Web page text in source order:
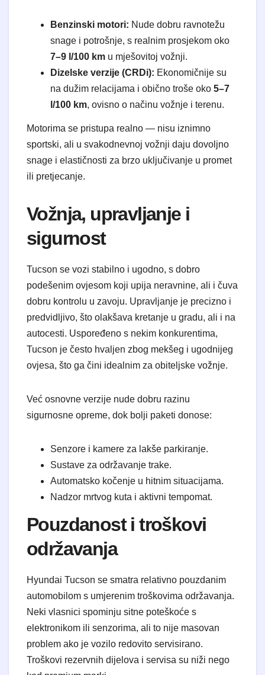
Benzinski motori: Nude dobru ravnotežu
snage i potrošnje, s realnim prosjekom oko
7–9 l/100 km u mješovitoj vožnji.
Dizelske verzije (CRDi): Ekonomičnije su
na dužim relacijama i obično troše oko 5–7
l/100 km, ovisno o načinu vožnje i terenu.
​Motorima se pristupa realno — nisu iznimno
sportski, ali u svakodnevnoj vožnji daju dovoljno
snage i elastičnosti za brzo uključivanje u promet
ili pretjecanje.
​Vožnja, upravljanje i
sigurnost
​Tucson se vozi stabilno i ugodno, s dobro
podešenim ovjesom koji upija neravnine, ali i čuva
dobru kontrolu u zavoju. Upravljanje je precizno i
predvidljivo, što olakšava kretanje u gradu, ali i na
autocesti. Uspoređeno s nekim konkurentima,
Tucson je često hvaljen zbog mekšeg i ugodnijeg
ovjesa, što ga čini idealnim za obiteljske vožnje.
​Već osnovne verzije nude dobru razinu
sigurnosne opreme, dok bolji paketi donose:
​Senzore i kamere za lakše parkiranje.
​Sustave za održavanje trake.
​Automatsko kočenje u hitnim situacijama.
​Nadzor mrtvog kuta i aktivni tempomat.
​Pouzdanost i troškovi
održavanja
​Hyundai Tucson se smatra relativno pouzdanim
automobilom s umjerenim troškovima održavanja.
Neki vlasnici spominju sitne poteškoće s
elektronikom ili senzorima, ali to nije masovan
problem ako je vozilo redovito servisirano.
Troškovi rezervnih dijelova i servisa su niži nego